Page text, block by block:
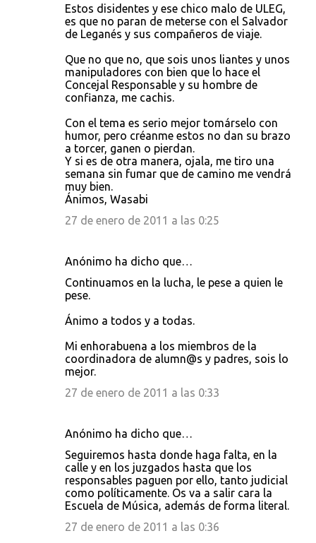
Estos disidentes y ese chico malo de ULEG,
es que no paran de meterse con el Salvador
de Leganés y sus compañeros de viaje.
Que no que no, que sois unos liantes y unos
manipuladores con bien que lo hace el
Concejal Responsable y su hombre de
confianza, me cachis.
Con el tema es serio mejor tomárselo con
humor, pero créanme estos no dan su brazo
a torcer, ganen o pierdan.
Y si es de otra manera, ojala, me tiro una
semana sin fumar que de camino me vendrá
muy bien.
Ánimos, Wasabi
27 de enero de 2011 a las 0:25
Anónimo ha dicho que…
Continuamos en la lucha, le pese a quien le
pese.
Ánimo a todos y a todas.
Mi enhorabuena a los miembros de la
coordinadora de alumn@s y padres, sois lo
mejor.
27 de enero de 2011 a las 0:33
Anónimo ha dicho que…
Seguiremos hasta donde haga falta, en la
calle y en los juzgados hasta que los
responsables paguen por ello, tanto judicial
como políticamente. Os va a salir cara la
Escuela de Música, además de forma literal.
27 de enero de 2011 a las 0:36